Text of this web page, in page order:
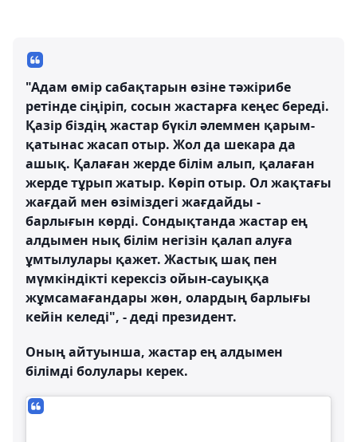
"Адам өмір сабақтарын өзіне тәжірибе
ретінде сіңіріп, сосын жастарға кеңес береді.
Қазір біздің жастар бүкіл әлеммен қарым-
қатынас жасап отыр. Жол да шекара да
ашық. Қалаған жерде білім алып, қалаған
жерде тұрып жатыр. Көріп отыр. Ол жақтағы
жағдай мен өзіміздегі жағдайды -
барлығын көрді. Сондықтанда жастар ең
алдымен нық білім негізін қалап алуға
ұмтылулары қажет. Жастық шақ пен
мүмкіндікті керексіз ойын-сауыққа
жұмсамағандары жөн, олардың барлығы
кейін келеді", - деді президент.
Оның айтуынша, жастар ең алдымен
білімді болулары керек.